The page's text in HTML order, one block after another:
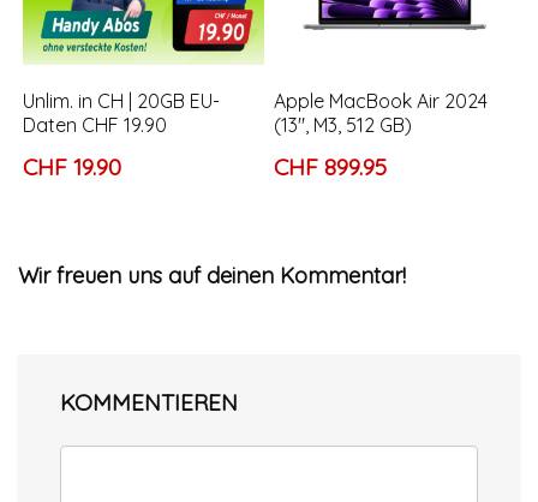
Unlim. in CH | 20GB EU-
Daten CHF 19.90
CHF 19.90
Apple MacBook Air 2024
(13″, M3, 512 GB)
CHF 899.95
Wir freuen uns auf deinen Kommentar!
KOMMENTIEREN